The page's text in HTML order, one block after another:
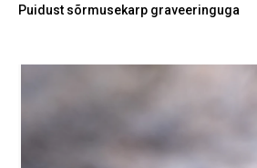
Puidust sõrmusekarp graveeringuga